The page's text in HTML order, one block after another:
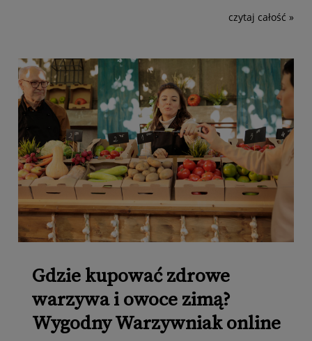
czytaj całość »
Gdzie kupować zdrowe
warzywa i owoce zimą?
Wygodny Warzywniak online